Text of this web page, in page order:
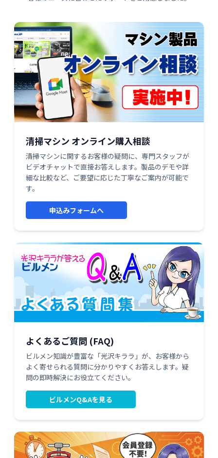
清掃マシン オンライン購入相談
清掃マシンに関するお客様の疑問に、専門スタッフが
ビデオチャットで直接お答えします。製品のデモや詳
細な比較など、ご要望に応じた丁寧なご案内が可能で
す。
申込みフォームへ
よくあるご質問 (FAQ)
ビルメン知識が豊富な「光沢キララ」が、お客様から
よく寄せられる質問に分かりやすくお答えします。疑
問の即時解決にお役立てください。
ビルメンQ&Aを見る